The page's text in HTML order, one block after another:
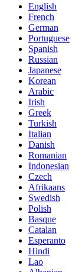
English
French
German
Portuguese
Spanish
Russian
Japanese
Korean
Arabic
Irish
Greek
Turkish
Italian
Danish
Romanian
Indonesian
Czech
Afrikaans
Swedish
Polish
Basque
Catalan
Esperanto
Hindi
Lao